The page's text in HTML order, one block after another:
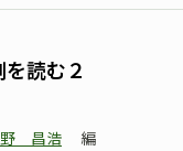
読む２
昌浩
編